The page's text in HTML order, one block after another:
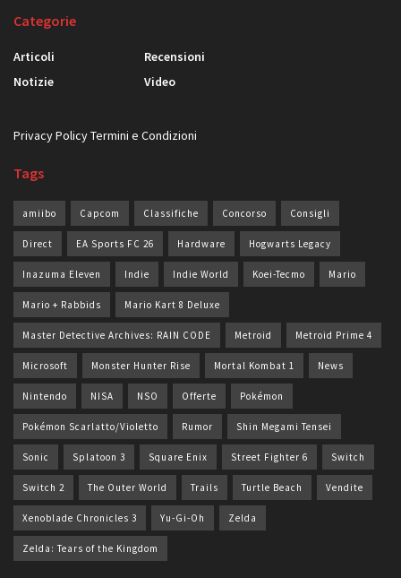
Categorie
Articoli
Notizie
Recensioni
Video
Privacy PolicyTermini e Condizioni
Tags
amiibo Capcom Classifiche Concorso Consigli
Direct EA Sports FC 26 Hardware Hogwarts Legacy
Inazuma Eleven Indie Indie World Koei-Tecmo Mario
Mario + Rabbids Mario Kart 8 Deluxe
Master Detective Archives: RAIN CODE Metroid Metroid Prime 4
Microsoft Monster Hunter Rise Mortal Kombat 1 News
Nintendo NISA NSO Offerte Pokémon
Pokémon Scarlatto/Violetto Rumor Shin Megami Tensei
Sonic Splatoon 3 Square Enix Street Fighter 6 Switch
Switch 2 The Outer World Trails Turtle Beach Vendite
Xenoblade Chronicles 3 Yu-Gi-Oh Zelda
Zelda: Tears of the Kingdom